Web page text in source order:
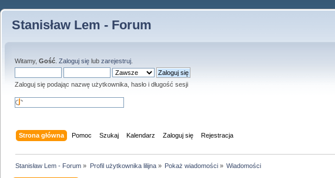
Stanisław Lem - Forum
Witamy, Gość Zaloguj się lub zarejestruj
Zaloguj się podając nazwę użytkownika, hasło i długość sesji
Strona główna Pomoc Szukaj Kalendarz Zaloguj się Rejestracja
Stanisław Lem - Forum » Profil użytkownika lilijna» Pokaż wiadomości» Wiadomości